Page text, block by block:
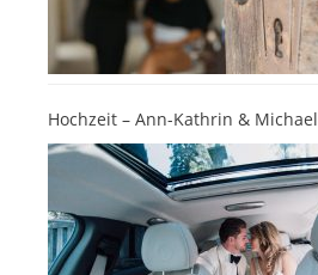
Hochzeit – Ann-Kathrin & Michael